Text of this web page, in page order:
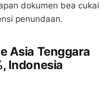
dokumen bea cukai
penundaan.
Asia Tenggara
Indonesia